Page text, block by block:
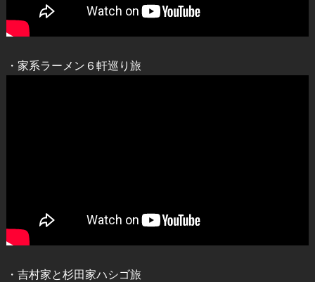
・家系ラーメン６軒巡り旅
・吉村家と杉田家ハシゴ旅